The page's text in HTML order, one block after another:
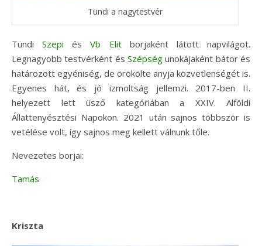
Tündi a nagytestvér
TündiSzepi ésVb Elitborjaként látott napvilágot.
Legnagyobb testvérként és Szépség unokájaként bátor és
határozott egyéniség, de örökölte anyja közvetlenségét is.
Egyenes hát, és jó izmoltság jellemzi. 2017-ben II.
helyezett lett üsző kategóriában a XXIV. Alföldi
Állattenyésztési Napokon. 2021 után sajnos többször is
vetélése volt, így sajnos meg kellett válnunk tőle.
Nevezetes borjai:
Tamás
Kriszta